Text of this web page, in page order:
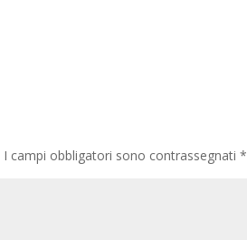
I campi obbligatori sono contrassegnati*